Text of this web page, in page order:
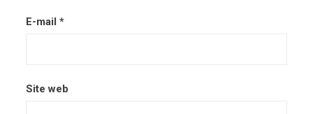
E-mail*
Site web